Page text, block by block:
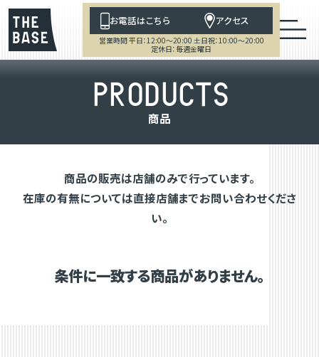
お電話はこちら アクセス
営業時間 平日：12:00～20:00 土日祝：10:00～20:00
定休日：毎週金曜日
PRODUCTS
商品
商品の販売は店舗のみで行っています。
在庫の有無については直接店舗までお問い合わせくださ
い。
条件に一致する商品がありません。